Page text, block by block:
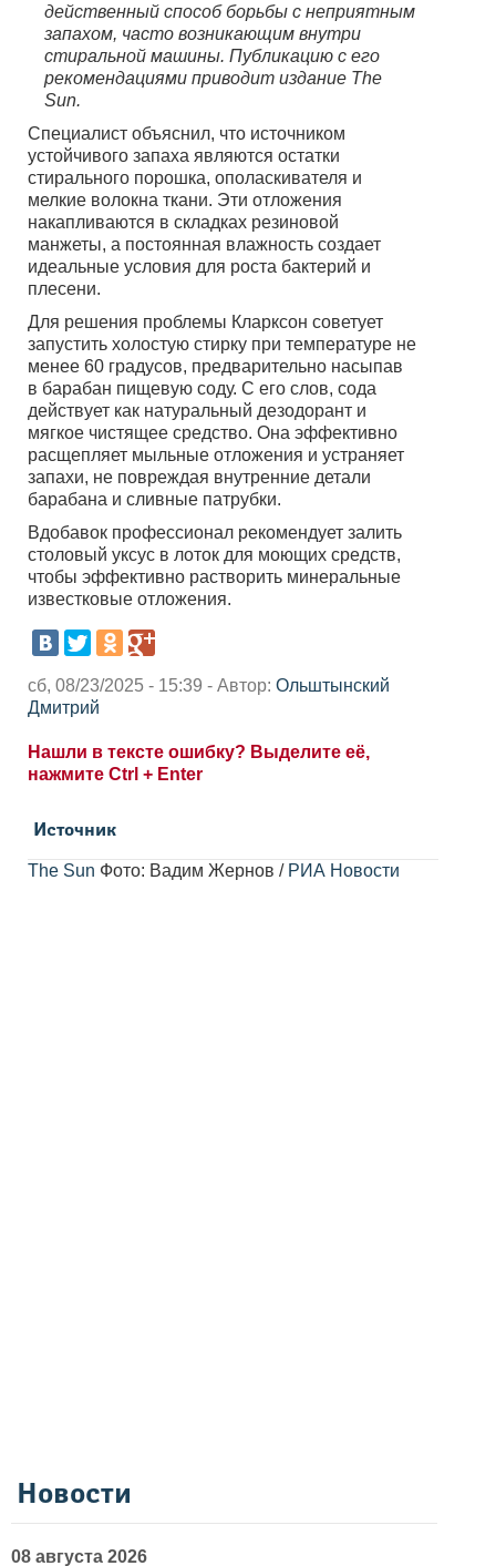
действенный способ борьбы с неприятным
запахом, часто возникающим внутри
стиральной машины. Публикацию с его
рекомендациями приводит издание The
Sun.
Специалист объяснил, что источником
устойчивого запаха являются остатки
стирального порошка, ополаскивателя и
мелкие волокна ткани. Эти отложения
накапливаются в складках резиновой
манжеты, а постоянная влажность создает
идеальные условия для роста бактерий и
плесени.
Для решения проблемы Кларксон советует
запустить холостую стирку при температуре не
менее 60 градусов, предварительно насыпав
в барабан пищевую соду. С его слов, сода
действует как натуральный дезодорант и
мягкое чистящее средство. Она эффективно
расщепляет мыльные отложения и устраняет
запахи, не повреждая внутренние детали
барабана и сливные патрубки.
Вдобавок профессионал рекомендует залить
столовый уксус в лоток для моющих средств,
чтобы эффективно растворить минеральные
известковые отложения.
сб, 08/23/2025 - 15:39 - Автор: Ольштынский
Дмитрий
Нашли в тексте ошибку? Выделите её,
нажмите Ctrl + Enter
Источник
The Sun Фото: Вадим Жернов / РИА Новости
Новости
08 августа 2026